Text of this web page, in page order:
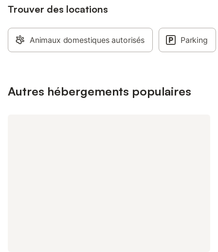
Trouver des locations
Animaux domestiques autorisés Parking
Autres hébergements populaires